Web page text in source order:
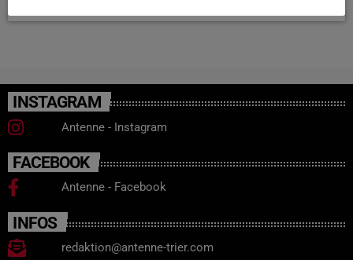
INSTAGRAM
Antenne - Instagram
FACEBOOK
Antenne - Facebook
INFOS
redaktion@antenne-trier.com